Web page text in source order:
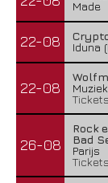
Made
22-08
Iduna
22-08
26-08
Rock
Bad
Parijs
Tickets